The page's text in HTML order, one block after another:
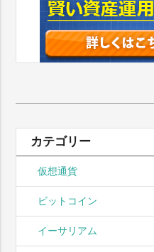
索:
カテゴリー
仮想通貨
ビットコイン
イーサリアム